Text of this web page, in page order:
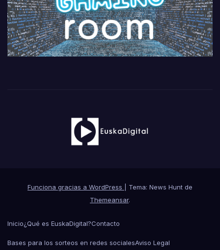
Funciona gracias a WordPress
Tema: News Hunt de
Themeansar.
Inicio¿Qué es EuskaDigital?Contacto
Bases para los sorteos en redes socialesAviso Legal